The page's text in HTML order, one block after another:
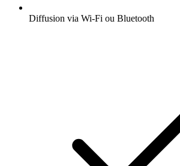
Diffusion via Wi-Fi ou Bluetooth